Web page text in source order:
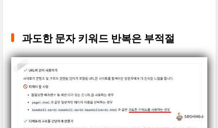
과도한 문자 키워드 반복은 부적절